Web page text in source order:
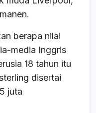
berapa nilai
media Inggris
18 tahun itu
disertai
juta